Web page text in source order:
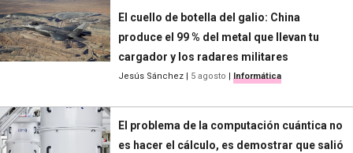
El cuello de botella del galio: China
produce el 99 % del metal que llevan tu
cargador y los radares militares
Jesús Sánchez 5 agosto Informática
El problema de la computación cuántica no
es hacer el cálculo, es demostrar que salió